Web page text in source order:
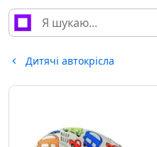
Дитячі автокрісла